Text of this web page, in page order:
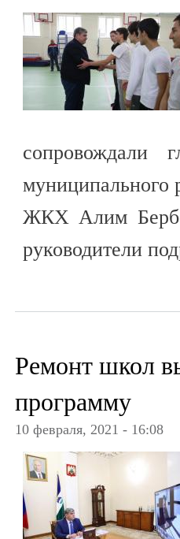
сопровождали
муниципального
ЖКХ Алим
руководители
Ремонт школ
программу
10 февраля, 2021 - 16:08